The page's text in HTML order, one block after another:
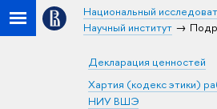
Национальный
Научный институт
Декларация ценностей
Хартия (кодекс этики)
НИУ ВШЭ